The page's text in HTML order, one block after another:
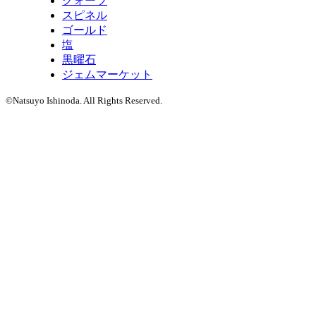
スピネル
ゴールド
塩
黒曜石
ジェムマーケット
©Natsuyo Ishinoda. All Rights Reserved.